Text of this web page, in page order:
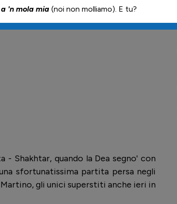
Shakhtar, quando la Dea segno' con
sfortunatissima partita persa negli
gli unici superstiti anche ieri in
'n mola mia (noi non molliamo). E tu?